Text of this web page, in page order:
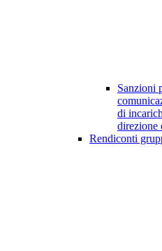
Sanzioni
di
direzione
Rendiconti